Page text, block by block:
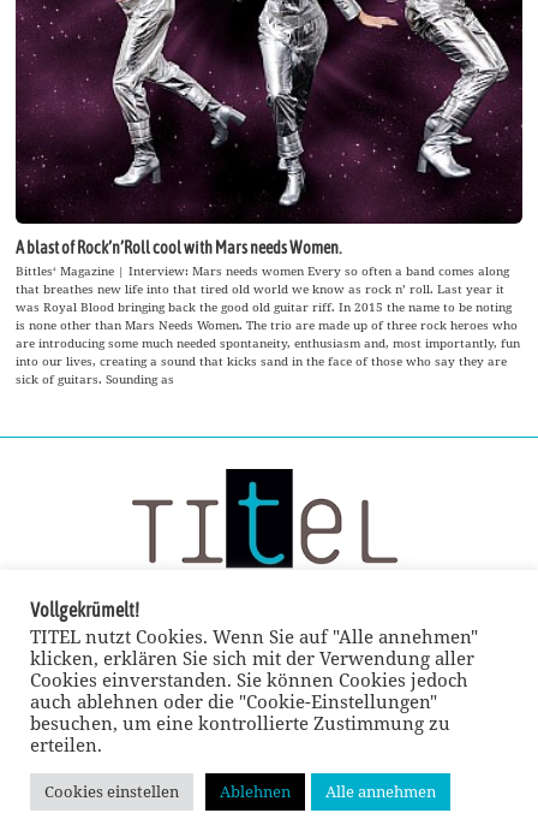
A blast of Rock’n’Roll cool with Mars needs Women.
Bittles‘ Magazine | Interview: Mars needs women Every so often a band comes along
that breathes new life into that tired old world we know as rock n’ roll. Last year it
was Royal Blood bringing back the good old guitar riff. In 2015 the name to be noting
is none other than Mars Needs Women. The trio are made up of three rock heroes who
are introducing some much needed spontaneity, enthusiasm and, most importantly, fun
into our lives, creating a sound that kicks sand in the face of those who say they are
sick of guitars. Sounding as
© TITEL kulturmagazin 2022
Vollgekrümelt!
TITEL nutzt Cookies. Wenn Sie auf "Alle annehmen"
klicken, erklären Sie sich mit der Verwendung aller
Cookies einverstanden. Sie können Cookies jedoch
auch ablehnen oder die "Cookie-Einstellungen"
besuchen, um eine kontrollierte Zustimmung zu
erteilen.
Cookies einstellen Ablehnen Alle annehmen